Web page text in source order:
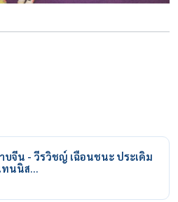
จีน - วีรวิชญ์ เฉือนชนะ ประเดิม
นนิส…